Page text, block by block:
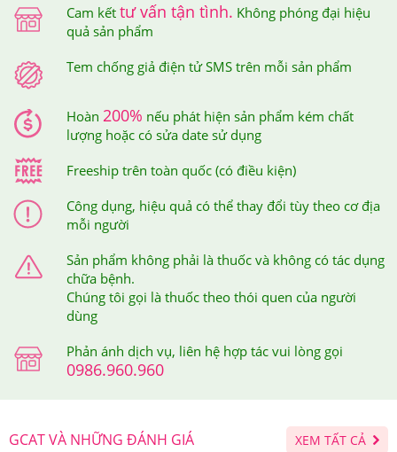
Tin nhắn xác thực sản phẩm khi bạn mua hàng tại Hệ thống
Ngoài ra, Hệ thống Giảm Cân An Toàn còn áp dụng tem
chống giả riêng của Hệ thống trên tất cả sản phẩm để
tiêu dùng.
Cam kết tư vấn tận tình. Không phóng đại hiệu
quả sản phẩm
Tem chống giả điện tử SMS trên mỗi sản phẩm
Hoàn 200% nếu phát hiện sản phẩm kém chất
lượng hoặc có sửa date sử dụng
Freeship trên toàn quốc (có điều kiện)
Công dụng, hiệu quả có thể thay đổi tùy theo cơ địa
mỗi người
Sản phẩm không phải là thuốc và không có tác dụng
chữa bệnh.
Chúng tôi gọi là thuốc theo thói quen của người
dùng
Phản ánh dịch vụ, liên hệ hợp tác vui lòng gọi
0986.960.960
GCAT VÀ NHỮNG ĐÁNH GIÁ XEM TẤT CẢ